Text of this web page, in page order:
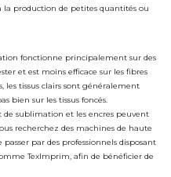
la production de petites quantités ou
fonctionne principalement sur des
et est moins efficace sur les fibres
les tissus clairs sont généralement
bien sur les tissus foncés.
sublimation et les encres peuvent
recherchez des machines de haute
par des professionnels disposant
TexImprim, afin de bénéficier de